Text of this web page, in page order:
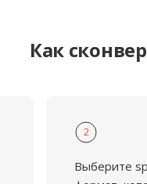
Как
2
Выберите